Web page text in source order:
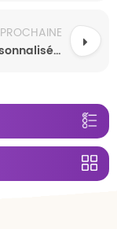
PROCHAINE
Culottes d'apprentissage jetables personnalisées pour bébé